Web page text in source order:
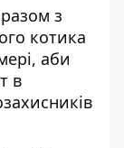
з
котика
аби
в